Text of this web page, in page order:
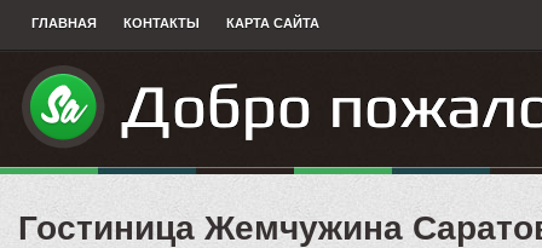
ГЛАВНАЯ КОНТАКТЫ КАРТА САЙТА
Гостиница Жемчужина